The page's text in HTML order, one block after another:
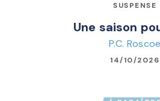
SUSPENSE
Une saison
P.C. Roscoe
14/10/2026